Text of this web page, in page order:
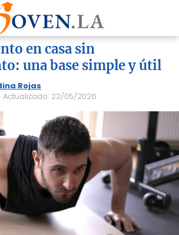
en casa sin
una base simple y útil
Rojas
· Actualizado: 22/05/2026